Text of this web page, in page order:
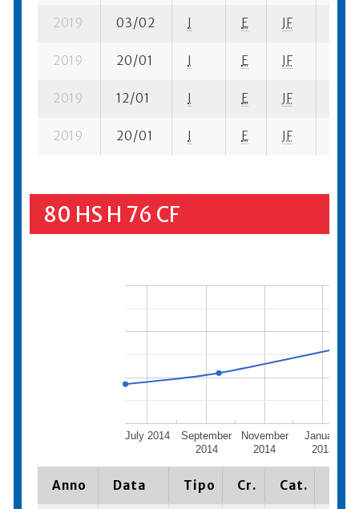
2019 03/02 I E JF
2019 20/01 I E JF
2019 12/01 I E JF
2019 20/01 I E JF
80 HS H 76 CF
July 2014
September
2014
November
2014
January
2015
Anno Data Tipo Cr. Cat.